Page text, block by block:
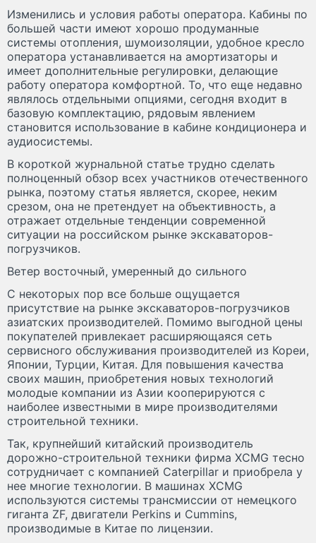
Изменились и условия работы оператора. Кабины по
большей части имеют хорошо продуманные
системы отопления, шумоизоляции, удобное кресло
оператора устанавливается на амортизаторы и
имеет дополнительные регулировки, делающие
работу оператора комфортной. То, что еще недавно
являлось отдельными опциями, сегодня входит в
базовую комплектацию, рядовым явлением
становится использование в кабине кондиционера и
аудиосистемы.
В короткой журнальной статье трудно сделать
полноценный обзор всех участников отечественного
рынка, поэтому статья является, скорее, неким
срезом, она не претендует на объективность, а
отражает отдельные тенденции современной
ситуации на российском рынке экскаваторов-
погрузчиков.
Ветер восточный, умеренный до сильного
С некоторых пор все больше ощущается
присутствие на рынке экскаваторов-погрузчиков
азиатских производителей. Помимо выгодной цены
покупателей привлекает расширяющаяся сеть
сервисного обслуживания производителей из Кореи,
Японии, Турции, Китая. Для повышения качества
своих машин, приобретения новых технологий
молодые компании из Азии кооперируются с
наиболее известными в мире производителями
строительной техники.
Так, крупнейший китайский производитель
дорожно-строительной техники фирма XCMG тесно
сотрудничает с компанией Caterpillar и приобрела у
нее многие технологии. В машинах XCMG
используются системы трансмиссии от немецкого
гиганта ZF, двигатели Perkins и Cummins,
производимые в Китае по лицензии.